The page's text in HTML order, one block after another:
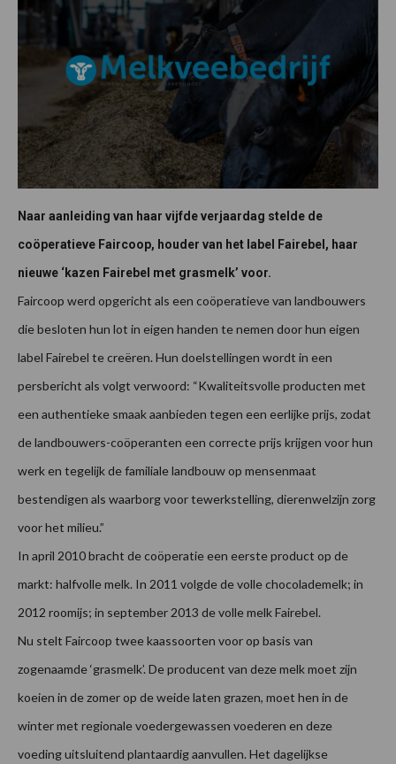
Naar aanleiding van haar vijfde verjaardag stelde de
coöperatieve Faircoop, houder van het label Fairebel, haar
nieuwe ‘kazen Fairebel met grasmelk’ voor.
Faircoop werd opgericht als een coöperatieve van landbouwers
die besloten hun lot in eigen handen te nemen door hun eigen
label Fairebel te creëren. Hun doelstellingen wordt in een
persbericht als volgt verwoord: “Kwaliteitsvolle producten met
een authentieke smaak aanbieden tegen een eerlijke prijs, zodat
de landbouwers-coöperanten een correcte prijs krijgen voor hun
werk en tegelijk de familiale landbouw op mensenmaat
bestendigen als waarborg voor tewerkstelling, dierenwelzijn zorg
voor het milieu.”
In april 2010 bracht de coöperatie een eerste product op de
markt: halfvolle melk. In 2011 volgde de volle chocolademelk; in
2012 roomijs; in september 2013 de volle melk Fairebel.
Nu stelt Faircoop twee kaassoorten voor op basis van
zogenaamde ‘grasmelk’. De producent van deze melk moet zijn
koeien in de zomer op de weide laten grazen, moet hen in de
winter met regionale voedergewassen voederen en deze
voeding uitsluitend plantaardig aanvullen. Het dagelijkse